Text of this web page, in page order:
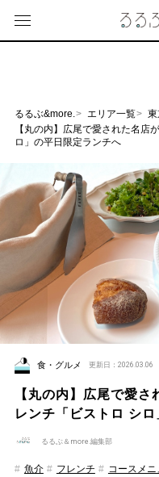
るるぶ&more. エリア一覧
【丸の内】広尾で愛された名店
ロ」の平日限定ランチへ
食・グルメ 更新日：2026.03.06
【丸の内】広尾で愛
レンチ「ビストロ シ
るるぶ＆more.編集部
魚介 フレンチ コースメニ